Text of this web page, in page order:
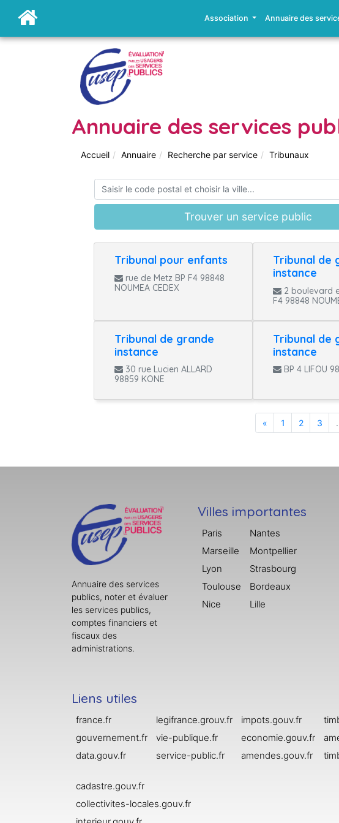
Association Annuaire des
Annuaire des services
Accueil Annuaire Recherche par service Tribunaux
Trouver un service public
Tribunal pour enfants
rue de Metz BP F4 98848
NOUMEA CEDEX
Tribunal de
instance
2 boulevard
F4 98848
Tribunal de grande
instance
30 rue Lucien ALLARD
98859 KONE
Tribunal de
instance
BP 4 LIFOU
« 1 2 3
Annuaire des services
publics, noter et évaluer
les services publics,
comptes financiers et
fiscaux des
administrations.
Villes importantes
Paris
Marseille
Lyon
Toulouse
Nice
Nantes
Montpellier
Strasbourg
Bordeaux
Lille
Liens utiles
france.fr
gouvernement.fr
data.gouv.fr
legifrance.grouv.fr
vie-publique.fr
service-public.fr
impots.gouv.fr
economie.gouv.fr
amendes.gouv.fr
cadastre.gouv.fr
collectivites-locales.gouv.fr